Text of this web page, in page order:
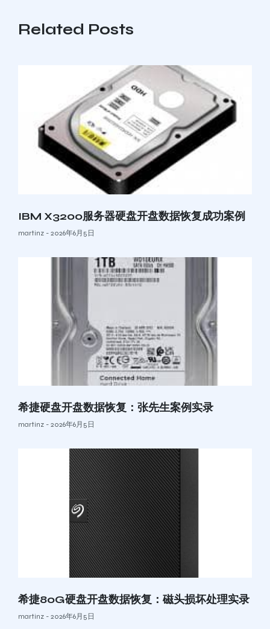
Related Posts
IBM X3200服务器硬盘开盘数据恢复成功案例
martinz 2026年6月5日
希捷硬盘开盘数据恢复：张先生案例实录
martinz 2026年6月5日
希捷80G硬盘开盘数据恢复：磁头损坏处理实录
martinz 2026年6月5日